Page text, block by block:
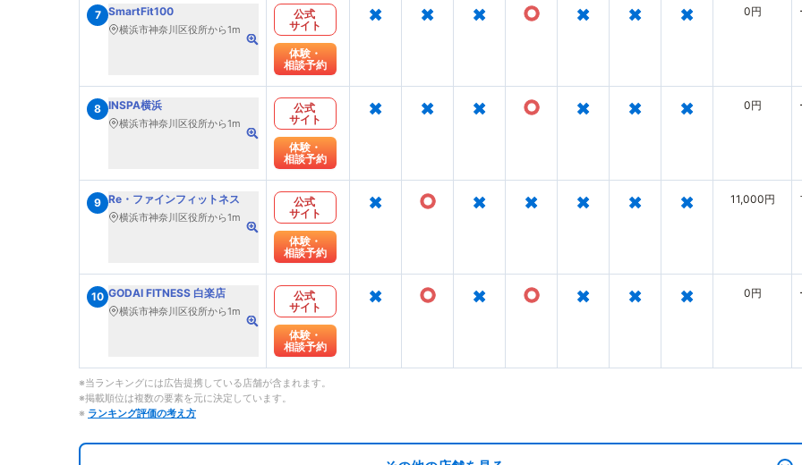
7 SmartFit100
横浜市神奈川区役所から1m
公式
サイト
体験・
相談予約
× × × ○ × × × 0円
8 INSPA横浜
横浜市神奈川区役所から1m
公式
サイト
体験・
相談予約
× × × ○ × × × 0円
9 Re・ファインフィットネス
横浜市神奈川区役所から1m
公式
サイト
体験・
相談予約
× ○ × × × × × 11,000円
10 GODAI FITNESS 白楽店
横浜市神奈川区役所から1m
公式
サイト
体験・
相談予約
× ○ × ○ × × × 0円
※当ランキングには広告提携している店舗が含まれます。
※掲載順位は複数の要素を元に決定しています。
※ ランキング評価の考え方